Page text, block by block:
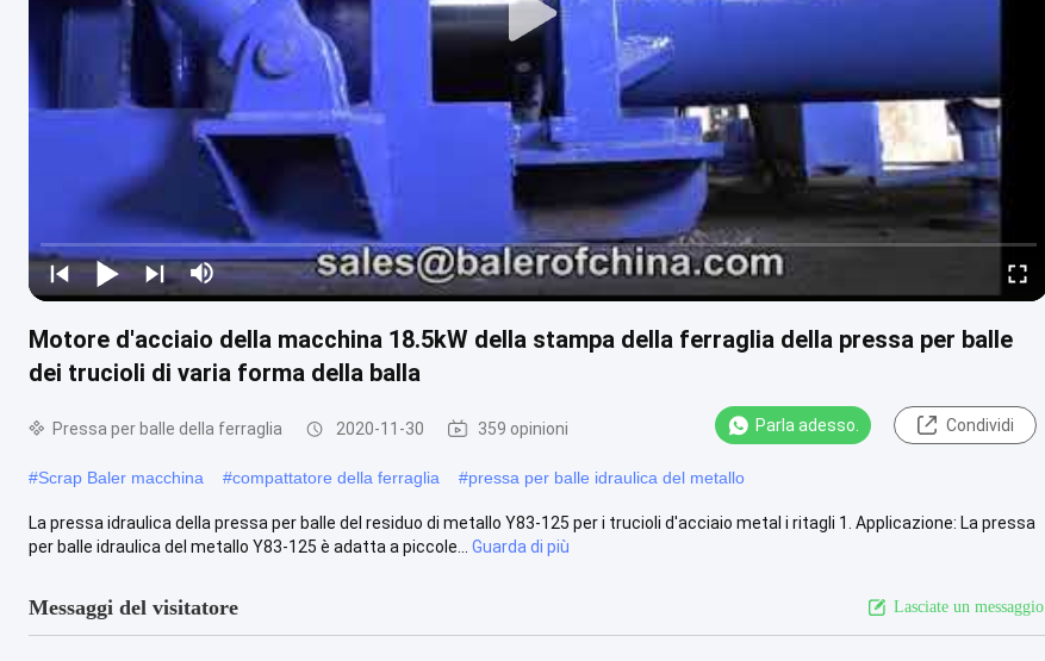
Motore d'acciaio della macchina 18.5kW della stampa della ferraglia della pressa per balle
dei trucioli di varia forma della balla
Pressa per balle della ferraglia 2020-11-30 359 opinioni Parla adesso. Condividi
#Scrap Baler macchina #compattatore della ferraglia #pressa per balle idraulica del metallo
La pressa idraulica della pressa per balle del residuo di metallo Y83-125 per i trucioli d'acciaio metal i ritagli 1. Applicazione: La pressa
per balle idraulica del metallo Y83-125 è adatta a piccole...
Guarda di più
Messaggi del visitatore Lasciate un messaggio.